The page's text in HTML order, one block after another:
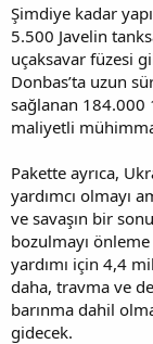
Şimdiye kadar
5.500 Javelin
uçaksavar füzesi
Donbas’ta uzun
sağlanan
maliyetli
Pakette ayrıca,
yardımcı olmayı
ve savaşın bir
bozulmayı önleme
yardımı için 4,4
daha, travma ve
barınma dahil
gidecek.